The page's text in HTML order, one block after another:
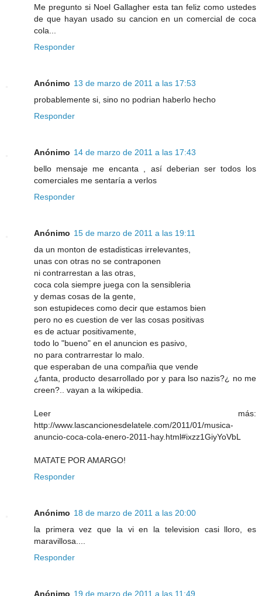
Me pregunto si Noel Gallagher esta tan feliz como ustedes
de que hayan usado su cancion en un comercial de coca
cola...
Responder
Anónimo 13 de marzo de 2011 a las 17:53
probablemente si, sino no podrian haberlo hecho
Responder
Anónimo 14 de marzo de 2011 a las 17:43
bello mensaje me encanta , así deberian ser todos los
comerciales me sentaría a verlos
Responder
Anónimo 15 de marzo de 2011 a las 19:11
da un monton de estadisticas irrelevantes,
unas con otras no se contraponen
ni contrarrestan a las otras,
coca cola siempre juega con la sensibleria
y demas cosas de la gente,
son estupideces como decir que estamos bien
pero no es cuestion de ver las cosas positivas
es de actuar positivamente,
todo lo "bueno" en el anuncion es pasivo,
no para contrarrestar lo malo.
que esperaban de una compañia que vende
¿fanta, producto desarrollado por y para lso nazis?¿ no me
creen?.. vayan a la wikipedia.
Leer más:
http://www.lascancionesdelatele.com/2011/01/musica-
anuncio-coca-cola-enero-2011-hay.html#ixzz1GiyYoVbL
MATATE POR AMARGO!
Responder
Anónimo 18 de marzo de 2011 a las 20:00
la primera vez que la vi en la television casi lloro, es
maravillosa....
Responder
Anónimo 19 de marzo de 2011 a las 11:49